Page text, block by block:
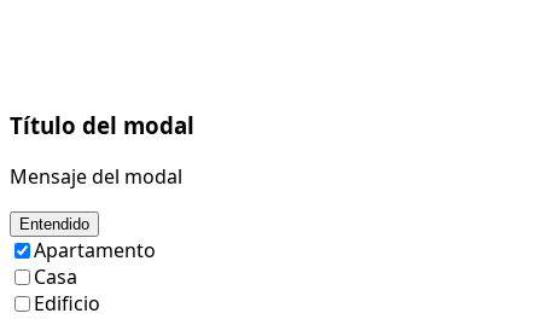
Título del modal
Mensaje del modal
Entendido
Apartamento
Casa
Edificio